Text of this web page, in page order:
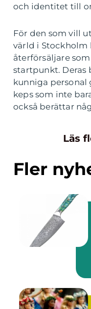
och identitet till
För den som vill
värld i Stockholm
återförsäljare
startpunkt. Deras
kunniga
keps som inte
också berättar
Läs
Fler